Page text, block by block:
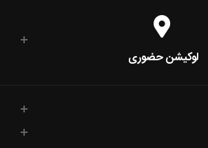
لوکیشن حضوری